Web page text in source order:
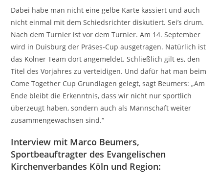
Dabei habe man nicht eine gelbe Karte kassiert und auch
nicht einmal mit dem Schiedsrichter diskutiert. Sei’s drum.
Nach dem Turnier ist vor dem Turnier. Am 14. September
wird in Duisburg der Präses-Cup ausgetragen. Natürlich ist
das Kölner Team dort angemeldet. Schließlich gilt es, den
Titel des Vorjahres zu verteidigen. Und dafür hat man beim
Come Together Cup Grundlagen gelegt, sagt Beumers: „Am
Ende bleibt die Erkenntnis, dass wir nicht nur sportlich
überzeugt haben, sondern auch als Mannschaft weiter
zusammengewachsen sind.“
Interview mit Marco Beumers,
Sportbeauftragter des Evangelischen
Kirchenverbandes Köln und Region: